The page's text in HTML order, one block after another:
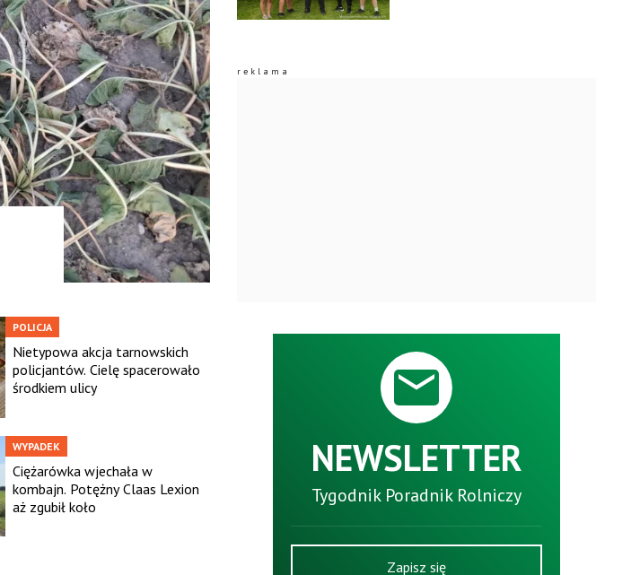
POLICJA
Nietypowa akcja tarnowskich
policjantów. Cielę spacerowało
środkiem ulicy
WYPADEK
Ciężarówka wjechała w
kombajn. Potężny Claas Lexion
aż zgubił koło
NEWSLETTER
Tygodnik Poradnik Rolniczy
Zapisz się